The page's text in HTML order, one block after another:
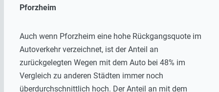
Pforzheim
Auch wenn Pforzheim eine hohe Rückgangsquote im
Autoverkehr verzeichnet, ist der Anteil an
zurückgelegten Wegen mit dem Auto bei 48% im
Vergleich zu anderen Städten immer noch
überdurchschnittlich hoch. Der Anteil an mit dem